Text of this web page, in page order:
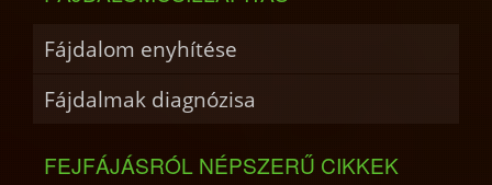
Fájdalom enyhítése
Fájdalmak diagnózisa
FEJFÁJÁSRÓL NÉPSZERŰ CIKKEK